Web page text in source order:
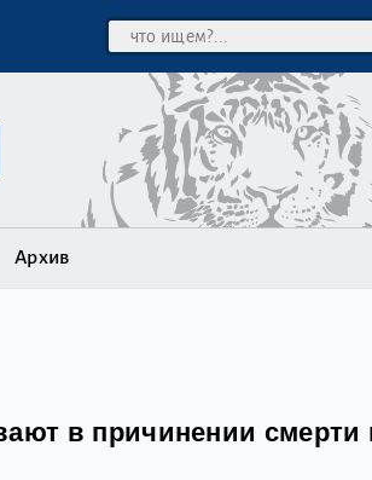
Архив
в причинении смерти